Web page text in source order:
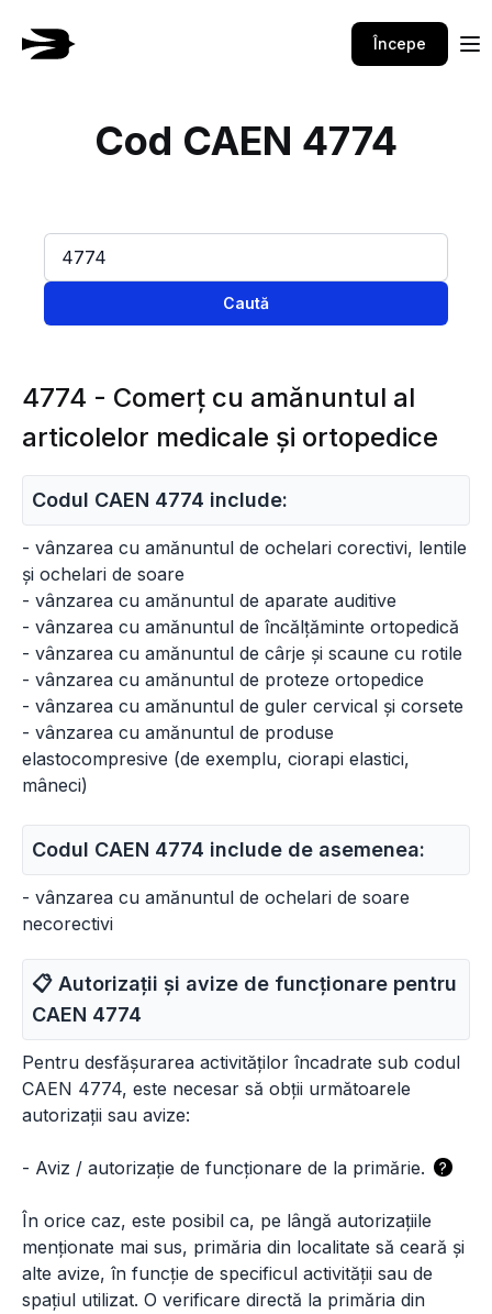
Începe
Cod CAEN 4774
Caută
4774 - Comerţ cu amănuntul al
articolelor medicale şi ortopedice
Codul CAEN 4774 include:
- vânzarea cu amănuntul de ochelari corectivi, lentile
și ochelari de soare
- vânzarea cu amănuntul de aparate auditive
- vânzarea cu amănuntul de încălțăminte ortopedică
- vânzarea cu amănuntul de cârje și scaune cu rotile
- vânzarea cu amănuntul de proteze ortopedice
- vânzarea cu amănuntul de guler cervical și corsete
- vânzarea cu amănuntul de produse
elastocompresive (de exemplu, ciorapi elastici,
mâneci)
Codul CAEN 4774 include de asemenea:
- vânzarea cu amănuntul de ochelari de soare
necorectivi
📋 Autorizații și avize de funcționare pentru
CAEN 4774
Pentru desfășurarea activităților încadrate sub codul
CAEN 4774, este necesar să obții următoarele
autorizații sau avize:
- Aviz / autorizație de funcționare de la primărie. ?
În orice caz, este posibil ca, pe lângă autorizațiile
menționate mai sus, primăria din localitate să ceară și
alte avize, în funcție de specificul activității sau de
spațiul utilizat. O verificare directă la primăria din